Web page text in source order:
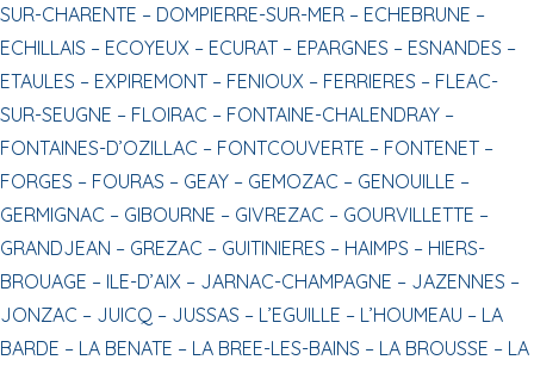
SUR-CHARENTE – DOMPIERRE-SUR-MER – ECHEBRUNE –
ECHILLAIS – ECOYEUX – ECURAT – EPARGNES – ESNANDES –
ETAULES – EXPIREMONT – FENIOUX – FERRIERES – FLEAC-
SUR-SEUGNE – FLOIRAC – FONTAINE-CHALENDRAY –
FONTAINES-D’OZILLAC – FONTCOUVERTE – FONTENET –
FORGES – FOURAS – GEAY – GEMOZAC – GENOUILLE –
GERMIGNAC – GIBOURNE – GIVREZAC – GOURVILLETTE –
GRANDJEAN – GREZAC – GUITINIERES – HAIMPS – HIERS-
BROUAGE – ILE-D’AIX – JARNAC-CHAMPAGNE – JAZENNES –
JONZAC – JUICQ – JUSSAS – L’EGUILLE – L’HOUMEAU – LA
BARDE – LA BENATE – LA BREE-LES-BAINS – LA BROUSSE – LA